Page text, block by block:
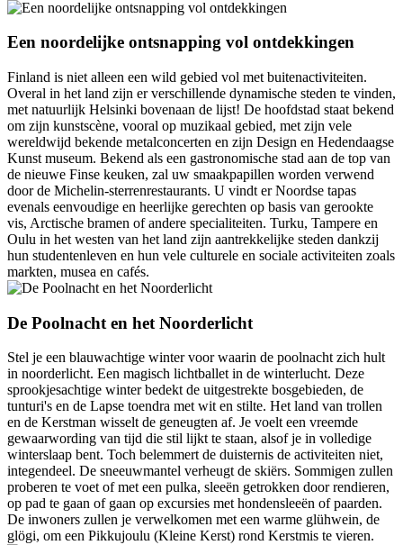
Een noordelijke ontsnapping vol ontdekkingen
Finland is niet alleen een wild gebied vol met buitenactiviteiten.
Overal in het land zijn er verschillende dynamische steden te vinden,
met natuurlijk Helsinki bovenaan de lijst! De hoofdstad staat bekend
om zijn kunstscène, vooral op muzikaal gebied, met zijn vele
wereldwijd bekende metalconcerten en zijn Design en Hedendaagse
Kunst museum. Bekend als een gastronomische stad aan de top van
de nieuwe Finse keuken, zal uw smaakpapillen worden verwend
door de Michelin-sterrenrestaurants. U vindt er Noordse tapas
evenals eenvoudige en heerlijke gerechten op basis van gerookte
vis, Arctische bramen of andere specialiteiten. Turku, Tampere en
Oulu in het westen van het land zijn aantrekkelijke steden dankzij
hun studentenleven en hun vele culturele en sociale activiteiten zoals
markten, musea en cafés.
De Poolnacht en het Noorderlicht
Stel je een blauwachtige winter voor waarin de poolnacht zich hult
in noorderlicht. Een magisch lichtballet in de winterlucht. Deze
sprookjesachtige winter bedekt de uitgestrekte bosgebieden, de
tunturi's en de Lapse toendra met wit en stilte. Het land van trollen
en de Kerstman wisselt de geneugten af. Je voelt een vreemde
gewaarwording van tijd die stil lijkt te staan, alsof je in volledige
winterslaap bent. Toch belemmert de duisternis de activiteiten niet,
integendeel. De sneeuwmantel verheugt de skiërs. Sommigen zullen
proberen te voet of met een pulka, sleeën getrokken door rendieren,
op pad te gaan of gaan op excursies met hondensleeën of paarden.
De inwoners zullen je verwelkomen met een warme glühwein, de
glögi, om een Pikkujoulu (Kleine Kerst) rond Kerstmis te vieren.